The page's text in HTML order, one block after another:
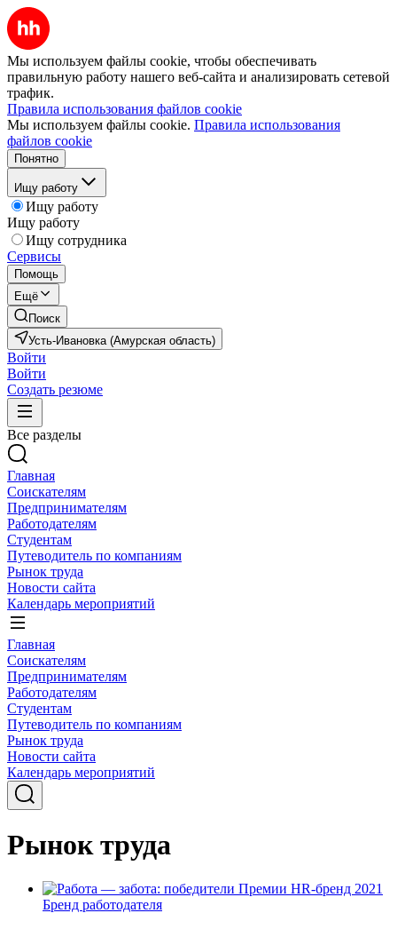
Мы используем файлы cookie, чтобы обеспечивать
правильную работу нашего веб-сайта и анализировать сетевой
трафик.
Правила использования файлов cookie
Мы используем файлы cookie. Правила использования
файлов cookie
Понятно
Ищу работу
Ищу работу
Ищу работу
Ищу сотрудника
Сервисы
Помощь
Ещё
Поиск
Усть-Ивановка (Амурская область)
Войти
Войти
Создать резюме
Все разделы
Главная
Соискателям
Предпринимателям
Работодателям
Студентам
Путеводитель по компаниям
Рынок труда
Новости сайта
Календарь мероприятий
Главная
Соискателям
Предпринимателям
Работодателям
Студентам
Путеводитель по компаниям
Рынок труда
Новости сайта
Календарь мероприятий
Рынок труда
Бренд работодателя